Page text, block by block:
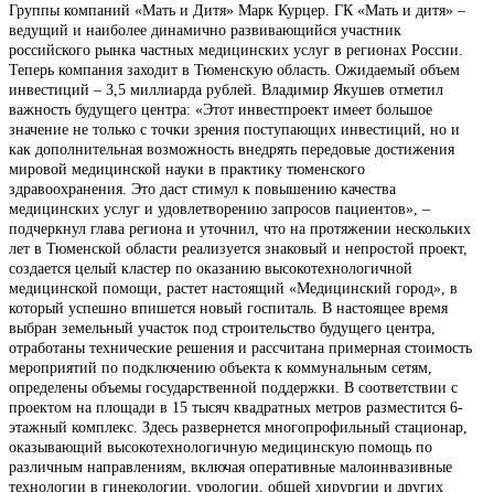
Группы компаний «Мать и Дитя» Марк Курцер. ГК «Мать и дитя» –
ведущий и наиболее динамично развивающийся участник
российского рынка частных медицинских услуг в регионах России.
Теперь компания заходит в Тюменскую область. Ожидаемый объем
инвестиций – 3,5 миллиарда рублей. Владимир Якушев отметил
важность будущего центра: «Этот инвестпроект имеет большое
значение не только с точки зрения поступающих инвестиций, но и
как дополнительная возможность внедрять передовые достижения
мировой медицинской науки в практику тюменского
здравоохранения. Это даст стимул к повышению качества
медицинских услуг и удовлетворению запросов пациентов», –
подчеркнул глава региона и уточнил, что на протяжении нескольких
лет в Тюменской области реализуется знаковый и непростой проект,
создается целый кластер по оказанию высокотехнологичной
медицинской помощи, растет настоящий «Медицинский город», в
который успешно впишется новый госпиталь. В настоящее время
выбран земельный участок под строительство будущего центра,
отработаны технические решения и рассчитана примерная стоимость
мероприятий по подключению объекта к коммунальным сетям,
определены объемы государственной поддержки. В соответствии с
проектом на площади в 15 тысяч квадратных метров разместится 6-
этажный комплекс. Здесь развернется многопрофильный стационар,
оказывающий высокотехнологичную медицинскую помощь по
различным направлениям, включая оперативные малоинвазивные
технологии в гинекологии, урологии, общей хирургии и других